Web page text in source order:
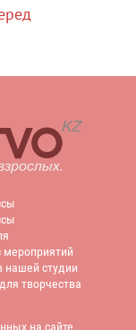
нашей студии
творчества
на сайте